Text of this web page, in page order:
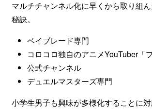
マルチチャンネル化に早くから取り組
秘訣。
ベイブレード専門
コロコロ独自のアニメYouTuber「
公式チャンネル
デュエルマスターズ専門
小学生男子も興味が多様化することに対